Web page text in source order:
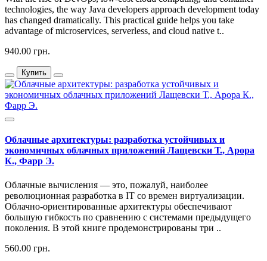
technologies, the way Java developers approach development today
has changed dramatically. This practical guide helps you take
advantage of microservices, serverless, and cloud native t..
940.00 грн.
Купить
Облачные архитектуры: разработка устойчивых и
экономичных облачных приложений Лащевски Т., Арора
К., Фарр Э.
Облачные вычисления — это, пожалуй, наиболее
революционная разработка в IT со времен виртуализации.
Облачно-ориентированные архитектуры обеспечивают
большую гибкость по сравнению с системами предыдущего
поколения. В этой книге продемонстрированы три ..
560.00 грн.